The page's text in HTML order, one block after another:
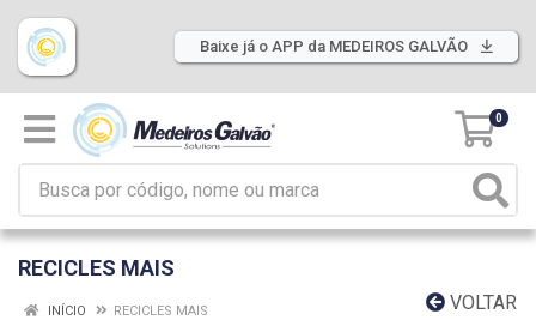
Baixe já o APP da MEDEIROS GALVÃO
0
RECICLES MAIS
VOLTAR
INÍCIO RECICLES MAIS